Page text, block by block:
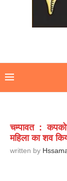
चम्पावत :
महिला का शव
written by